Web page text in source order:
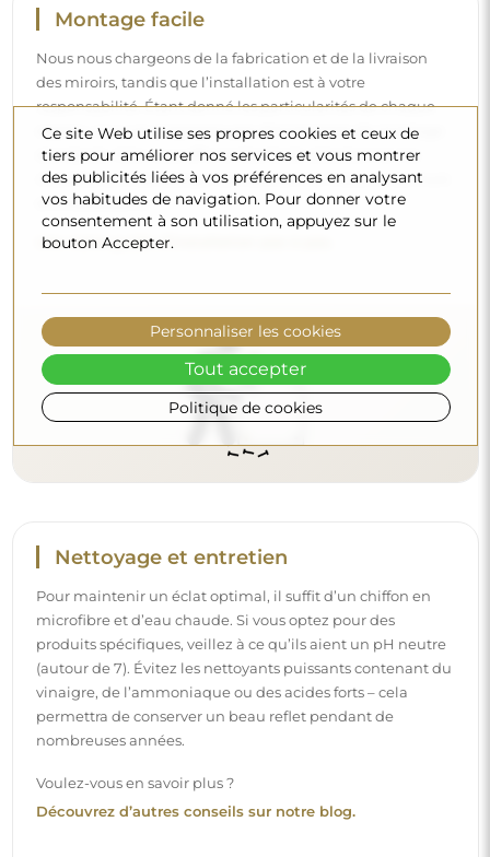
Nettoyage et entretien
Pour maintenir un éclat optimal, il suffit d’un chiffon en
microfibre et d’eau chaude. Si vous optez pour des
produits spécifiques, veillez à ce qu’ils aient un pH neutre
(autour de 7). Évitez les nettoyants puissants contenant du
vinaigre, de l’ammoniaque ou des acides forts – cela
permettra de conserver un beau reflet pendant de
Voulez-vous en savoir plus ?
Découvrez d’autres conseils sur notre blog.
Livraison à domicile
Nous offrons un service de livraison à domicile, qui vous
permet de recevoir votre colis directement à votre porte.
Pour un supplément de 40 €, nous proposons également
un service de livraison à l’intérieur, qui permet de livrer
le colis directement dans votre maison (pour des
dimensions allant jusqu’à 80×120 cm ou un diamètre de
100 cm). Pour des produits plus grands, il peut être
Si vous ne choisissez pas et ne payez pas ce service lors de
la commande, le livreur ne déposera pas le colis à
Ce site Web utilise ses propres cookies et ceux de
tiers pour améliorer nos services et vous montrer
des publicités liées à vos préférences en analysant
vos habitudes de navigation. Pour donner votre
consentement à son utilisation, appuyez sur le
bouton Accepter.
Politique de cookies
Personnaliser les cookies
Tout accepter